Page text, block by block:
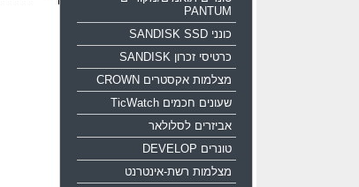
PANTUM
כונני SANDISK SSD
כרטיסי זכרון SANDISK
מצלמות אקסטרים CROWN
שעונים חכמים TicWatch
אביזרים לסלולאר
טונרים DEVELOP
מצלמות רשת-אינטרנט